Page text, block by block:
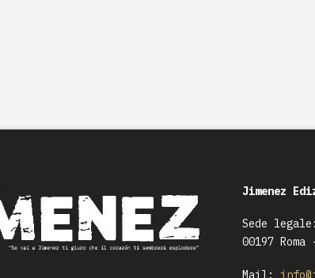
Jimenez
Sede
00197
Mail: